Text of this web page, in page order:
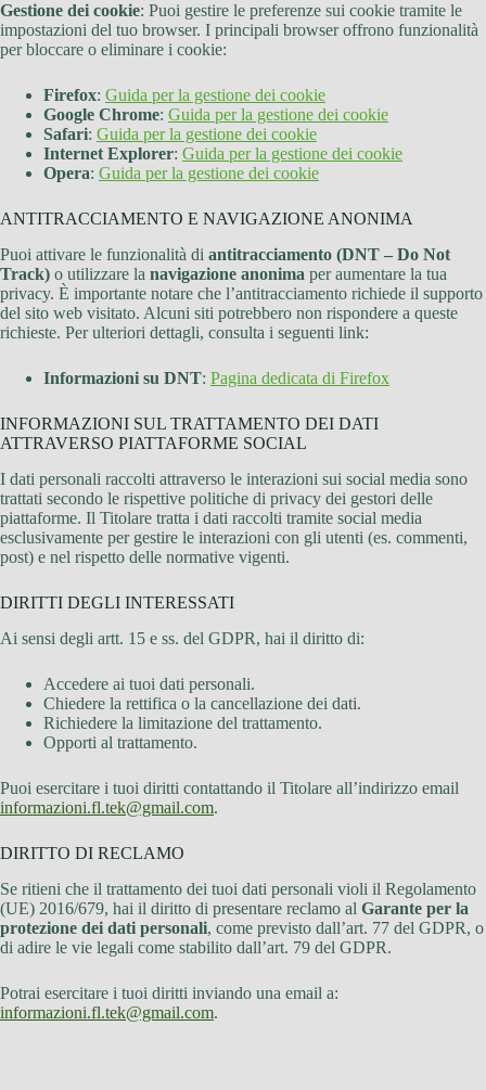
Gestione dei cookie: Puoi gestire le preferenze sui cookie tramite le
impostazioni del tuo browser. I principali browser offrono funzionalità
per bloccare o eliminare i cookie:
Firefox: Guida per la gestione dei cookie
Google Chrome: Guida per la gestione dei cookie
Safari: Guida per la gestione dei cookie
Internet Explorer: Guida per la gestione dei cookie
Opera: Guida per la gestione dei cookie
ANTITRACCIAMENTO E NAVIGAZIONE ANONIMA
Puoi attivare le funzionalità di antitracciamento (DNT – Do Not
Track) o utilizzare la navigazione anonima per aumentare la tua
privacy. È importante notare che l’antitracciamento richiede il supporto
del sito web visitato. Alcuni siti potrebbero non rispondere a queste
richieste. Per ulteriori dettagli, consulta i seguenti link:
Informazioni su DNT: Pagina dedicata di Firefox
INFORMAZIONI SUL TRATTAMENTO DEI DATI
ATTRAVERSO PIATTAFORME SOCIAL
I dati personali raccolti attraverso le interazioni sui social media sono
trattati secondo le rispettive politiche di privacy dei gestori delle
piattaforme. Il Titolare tratta i dati raccolti tramite social media
esclusivamente per gestire le interazioni con gli utenti (es. commenti,
post) e nel rispetto delle normative vigenti.
DIRITTI DEGLI INTERESSATI
Ai sensi degli artt. 15 e ss. del GDPR, hai il diritto di:
Accedere ai tuoi dati personali.
Chiedere la rettifica o la cancellazione dei dati.
Richiedere la limitazione del trattamento.
Opporti al trattamento.
Puoi esercitare i tuoi diritti contattando il Titolare all’indirizzo email
informazioni.fl.tek@gmail.com.
DIRITTO DI RECLAMO
Se ritieni che il trattamento dei tuoi dati personali violi il Regolamento
(UE) 2016/679, hai il diritto di presentare reclamo al Garante per la
protezione dei dati personali, come previsto dall’art. 77 del GDPR, o
di adire le vie legali come stabilito dall’art. 79 del GDPR.
Potrai esercitare i tuoi diritti inviando una email a:
informazioni.fl.tek@gmail.com.